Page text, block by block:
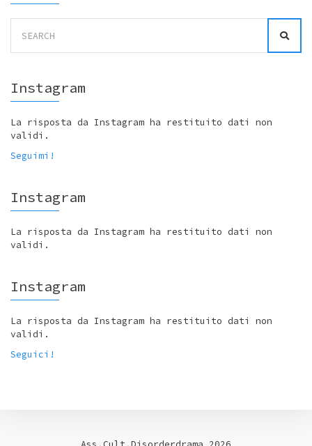
for:
Instagram
La risposta da Instagram ha restituito dati non
validi.
Seguimi!
Instagram
La risposta da Instagram ha restituito dati non
validi.
Instagram
La risposta da Instagram ha restituito dati non
validi.
Seguici!